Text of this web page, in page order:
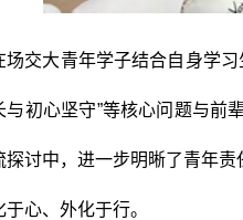
场交大青年学子结合自身学习
与初心坚守”等核心问题与前
探讨中，进一步明晰了青年
于心、外化于行。